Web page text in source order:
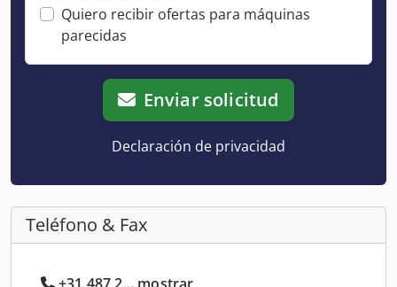
Quiero recibir ofertas para máquinas
parecidas
Enviar solicitud
Declaración de privacidad
Teléfono & Fax